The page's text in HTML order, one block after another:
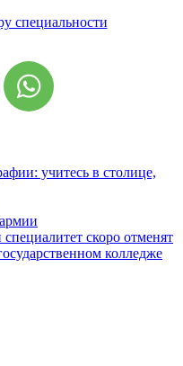
специальности
учитесь в столице,
скоро отменят
колледже